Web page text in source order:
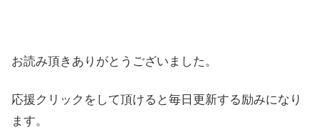
お読み頂きありがとうございました。
応援クリックをして頂けると毎日更新する励みになり
ます。